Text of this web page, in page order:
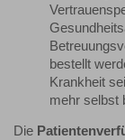
bestellt
Krankheit
mehr selbst
Die